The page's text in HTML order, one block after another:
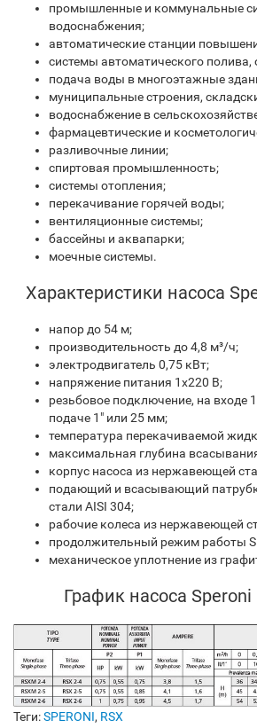
промышленные и коммунальные
водоснабжения;
автоматические станции
системы автоматического полива,
подача воды в многоэтажные
муниципальные строения,
водоснабжение в
фармацевтические и
разливочные линии;
спиртовая промышленность;
системы отопления;
перекачивание горячей воды;
вентиляционные системы;
бассейны и аквапарки;
моечные системы.
Характеристики насоса
напор до 54 м;
производительность до 4,8 м³/ч;
электродвигатель 0,75 кВт;
напряжение питания 1х220 В;
резьбовое подключение, на входе
подаче 1" или 25 мм;
температура перекачиваемой
максимальная глубина
корпус насоса из нержавеющей
подающий и всасывающий
стали AISI 304;
рабочие колеса из нержавеющей
продолжительный режим работы
механическое уплотнение из
График насоса Speroni
Теги:SPERONI, RSX